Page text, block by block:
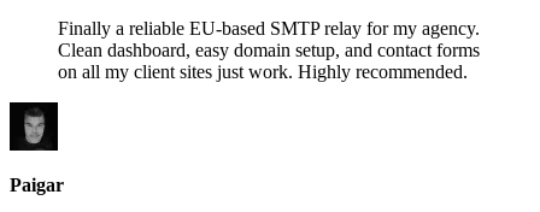
Finally a reliable EU-based SMTP relay for my agency.
Clean dashboard, easy domain setup, and contact forms
on all my client sites just work. Highly recommended.
Paigar